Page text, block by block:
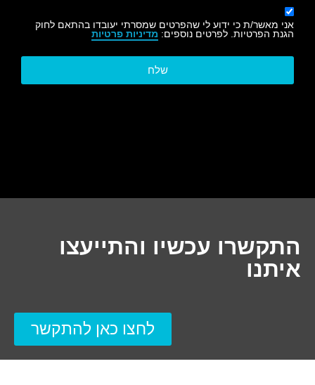
אני מאשר/ת כי ידוע לי שהפרטים שמסרתי יעובדו בהתאם לחוק
הגנת הפרטיות. לפרטים נוספים: מדיניות פרטיות
שלח
התקשרו עכשיו והתייעצו
איתנו
לחצו כאן להתקשר